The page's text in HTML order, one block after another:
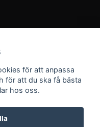
för att anpassa
för att du ska få bästa
hos oss.